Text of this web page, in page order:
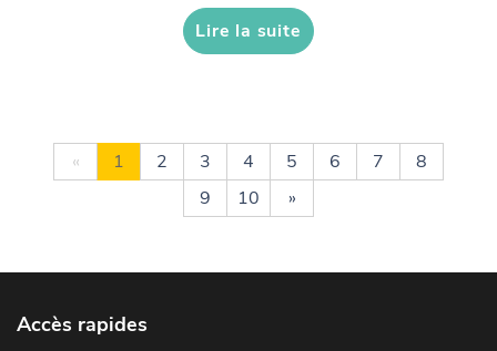
Lire la suite
« 1 2 3 4 5 6 7
8
9
10 »
Accès rapides